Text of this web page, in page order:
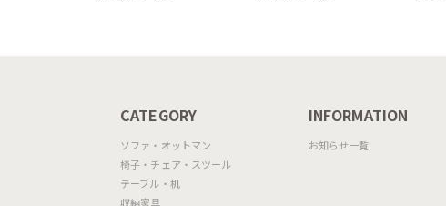
CATEGORY
ソファ・オットマン
椅子・チェア・スツール
テーブル・机
収納家具
INFORMATION
お知らせ一覧